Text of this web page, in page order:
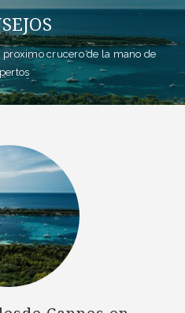
proximo crucero de la mano de